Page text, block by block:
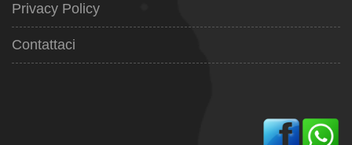
Privacy Policy
Contattaci